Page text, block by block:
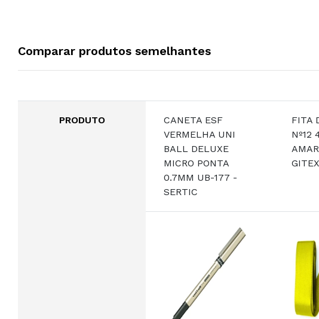
Comparar produtos semelhantes
PRODUTO
CANETA ESF
VERMELHA UNI
BALL DELUXE
MICRO PONTA
0.7MM UB-177 -
SERTIC
FITA
Nº12